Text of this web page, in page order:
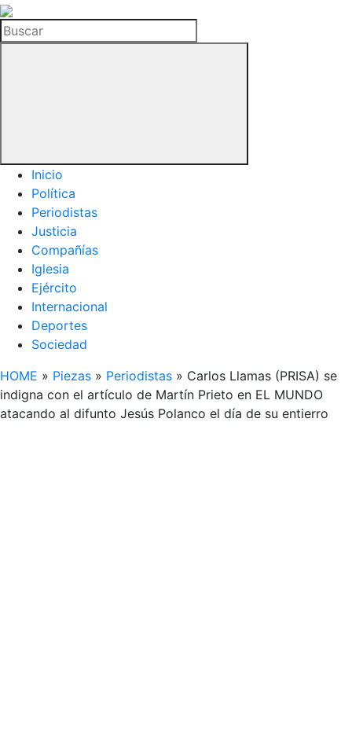
La
Hemeroteca
del
Buscar
Inicio
Política
Periodistas
Justicia
Compañías
Iglesia
Ejército
Internacional
Deportes
Sociedad
HOME » Piezas » Periodistas » Carlos Llamas (PRISA) se
indigna con el artículo de Martín Prieto en EL MUNDO
atacando al difunto Jesús Polanco el día de su entierro